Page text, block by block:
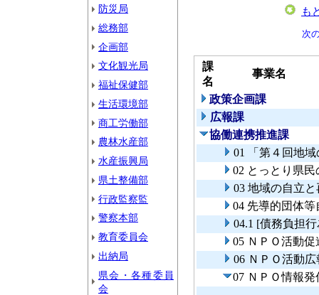
防災局
総務部
企画部
文化観光局
福祉保健部
生活環境部
商工労働部
農林水産部
水産振興局
県土整備部
行政監察監
警察本部
教育委員会
出納局
県会・各種委員
会
も
次
課
名
事業名
政策企画課
広報課
協働連携推進課
01 「第４回地
02 とっとり県
03 地域の自立
04 先導的団体
04.1 [債務負担
05 ＮＰＯ活動促
06 ＮＰＯ活動
07 ＮＰＯ情報発